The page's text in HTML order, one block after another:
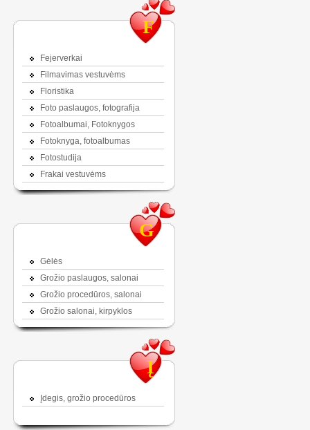
F
Fejerverkai
Filmavimas vestuvėms
Floristika
Foto paslaugos, fotografija
Fotoalbumai, Fotoknygos
Fotoknyga, fotoalbumas
Fotostudija
Frakai vestuvėms
G
Gėlės
Grožio paslaugos, salonai
Grožio procedūros, salonai
Grožio salonai, kirpyklos
Į
Įdegis, grožio procedūros